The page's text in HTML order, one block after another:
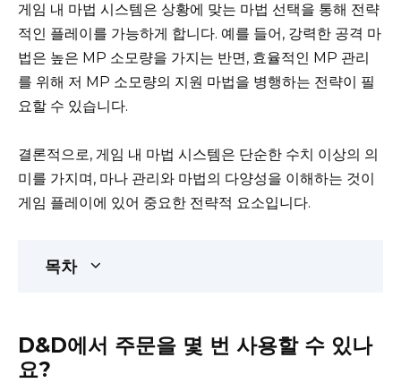
게임 내 마법 시스템은 상황에 맞는 마법 선택을 통해 전략
적인 플레이를 가능하게 합니다. 예를 들어, 강력한 공격 마
법은 높은 MP 소모량을 가지는 반면, 효율적인 MP 관리
를 위해 저 MP 소모량의 지원 마법을 병행하는 전략이 필
요할 수 있습니다.
결론적으로, 게임 내 마법 시스템은 단순한 수치 이상의 의
미를 가지며, 마나 관리와 마법의 다양성을 이해하는 것이
게임 플레이에 있어 중요한 전략적 요소입니다.
목차
D&D에서 주문을 몇 번 사용할 수 있나
요?